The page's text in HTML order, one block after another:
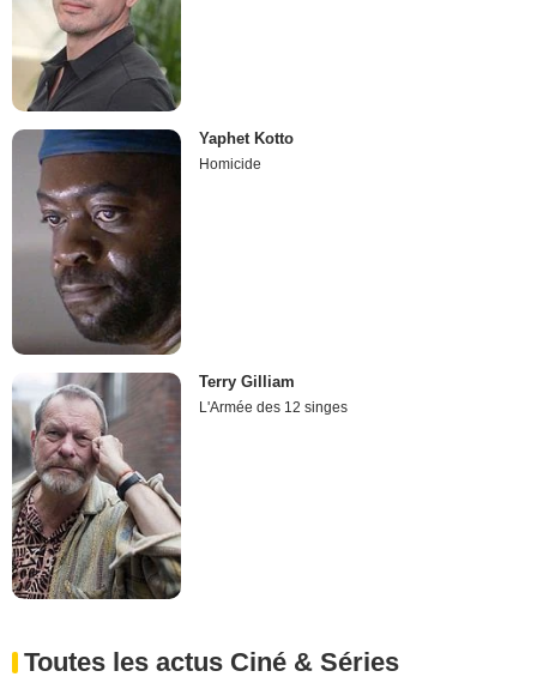
Yaphet Kotto
Homicide
Terry Gilliam
L'Armée des 12 singes
Toutes les actus Ciné & Séries